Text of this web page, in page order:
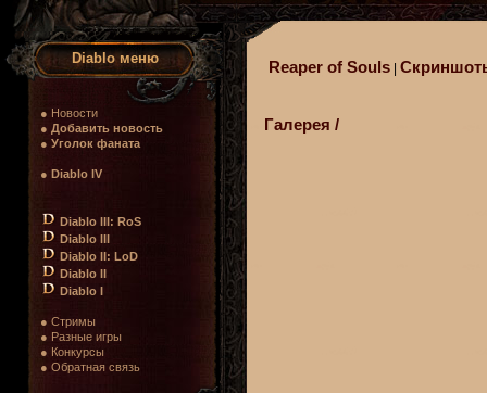
Diablo меню
● Новости
● Добавить новость
● Уголок фаната
● Diablo IV
Diablo III: RoS
Diablo III
Diablo II: LoD
Diablo II
Diablo I
● Стримы
● Разные игры
● Конкурсы
● Обратная связь
Reaper of Souls
Галерея /